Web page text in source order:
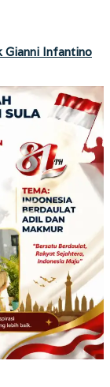
Gianni Infantino